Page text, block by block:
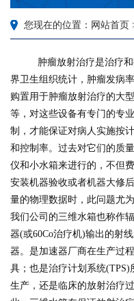
您现在的位置：网站首页
肿瘤放射治疗是治疗和控
界卫生组织统计，肿瘤发病
购置用于肿瘤放射治疗的大
等，对这些设备有专门的专
制，才能保证对病人实施按
和控制率。过去对它们的质
仪和小水箱来进行的，不但
安装机器验收或者机器大修
量的物理数据时，此问题尤为
我们公司的三维水箱也称作
器(或60Co治疗机)输出的射
器。是加速器厂商在生产过
具；也是治疗计划系统
生产，还是临床的放射治疗